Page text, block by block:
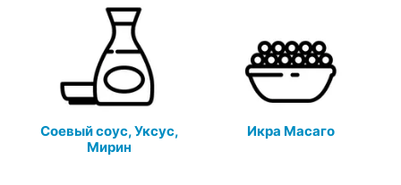
Соевый соус, Уксус,
Мирин
Икра Масаго